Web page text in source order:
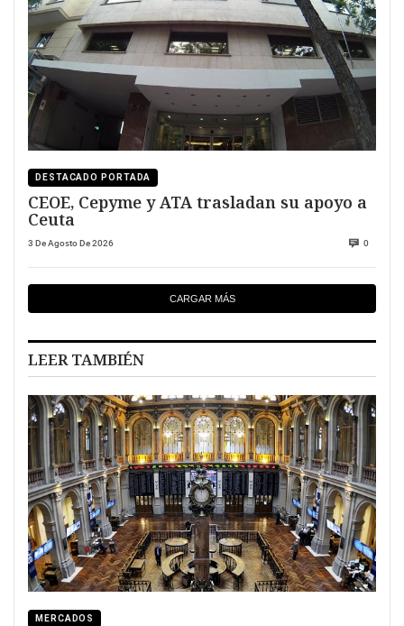
DESTACADO PORTADA
CEOE, Cepyme y ATA trasladan su apoyo a
Ceuta
3 De Agosto De 2026 0
CARGAR MÁS
LEER TAMBIÉN
MERCADOS